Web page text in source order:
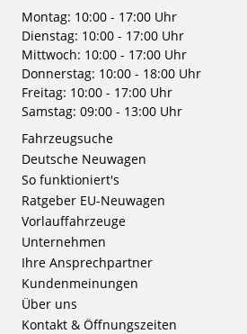
Montag: 10:00 - 17:00 Uhr
Dienstag: 10:00 - 17:00 Uhr
Mittwoch: 10:00 - 17:00 Uhr
Donnerstag: 10:00 - 18:00 Uhr
Freitag: 10:00 - 17:00 Uhr
Samstag: 09:00 - 13:00 Uhr
Fahrzeugsuche
Deutsche Neuwagen
So funktioniert's
Ratgeber EU-Neuwagen
Vorlauffahrzeuge
Unternehmen
Ihre Ansprechpartner
Kundenmeinungen
Über uns
Kontakt & Öffnungszeiten